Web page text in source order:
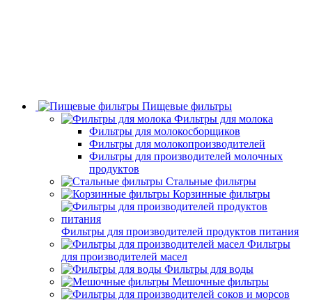
Пищевые фильтры
Фильтры для молока
Фильтры для молокосборщиков
Фильтры для молокопроизводителей
Фильтры для производителей молочных
продуктов
Стальные фильтры
Корзинные фильтры
Фильтры для производителей продуктов питания
Фильтры
для производителей масел
Фильтры для воды
Мешочные фильтры